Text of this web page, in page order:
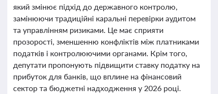
який змінює підхід до державного контролю,
замінюючи традиційні каральні перевірки аудитом
та управлінням ризиками. Це має сприяти
прозорості, зменшенню конфліктів між платниками
податків і контролюючими органами. Крім того,
депутати пропонують підвищити ставку податку на
прибуток для банків, що вплине на фінансовий
сектор та бюджетні надходження у 2026 році.